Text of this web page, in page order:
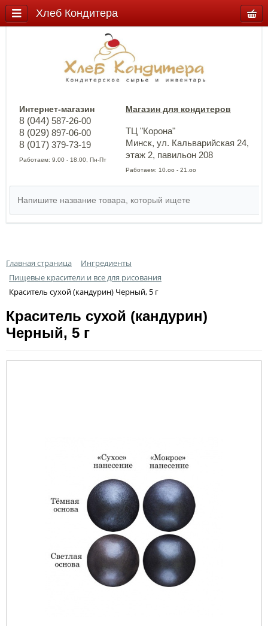
Интернет-магазин
8 (044) 587-26-00
8 (029) 897-06-00
8 (017) 379-73-19
Работаем: 9.00 - 18.00, Пн-Пт
Магазин для кондитеров
ТЦ "Корона"
Минск, ул. Кальварийская 24,
этаж 2, павильон 208
Работаем: 10.оо - 21.оо
Главная страница
Ингредиенты
Пищевые красители и все для рисования
Краситель сухой (кандурин) Черный, 5 г
Краситель сухой (кандурин)
Черный, 5 г
Хлеб Кондитера